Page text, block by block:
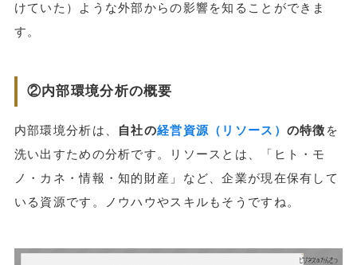
けていた）ような外部からの影響を知ることができま
す。
②内部環境分析の概要
内部環境分析は、 自社の経営資源（リソース） の特徴 を
洗い出すための分析です。リソースとは、「ヒト・モ
ノ・カネ・情報・知的財産」など、企業が現在保有して
いる資源です。ノウハウやスキルもそうですね。